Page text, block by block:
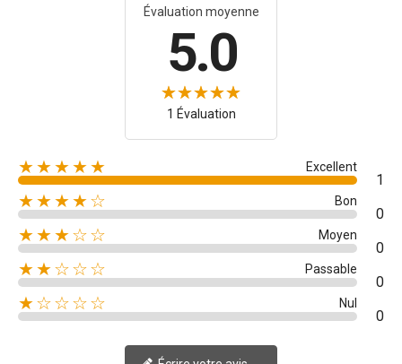
Évaluation moyenne
5.0
1 Évaluation
★★★★★ Excellent
1
★★★★☆ Bon
0
★★★☆☆ Moyen
0
★★☆☆☆ Passable
0
★☆☆☆☆ Nul
0